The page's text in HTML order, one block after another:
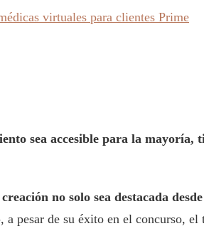
virtuales para clientes Prime
sea accesible para la mayoría,
no solo sea destacada
a pesar de su éxito en el concurso,